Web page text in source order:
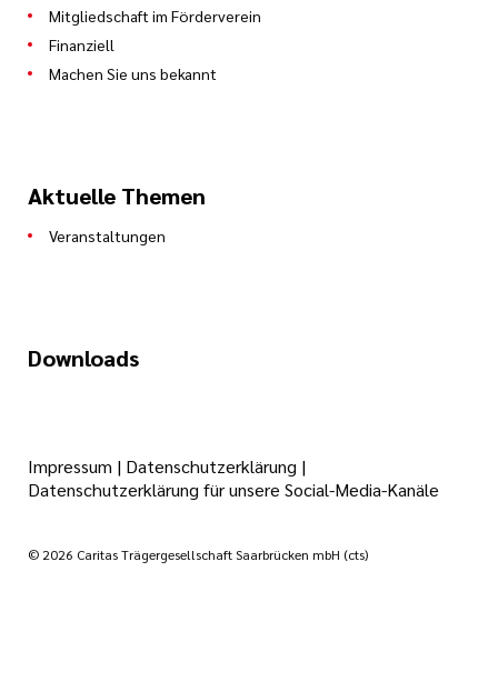
Mitgliedschaft im Förderverein
Finanziell
Machen Sie uns bekannt
Aktuelle Themen
Veranstaltungen
Downloads
© 2026 Caritas Trägergesellschaft Saarbrücken mbH (cts)
Impressum | Datenschutzerklärung |
Datenschutzerklärung für unsere Social-Media-Kanäle